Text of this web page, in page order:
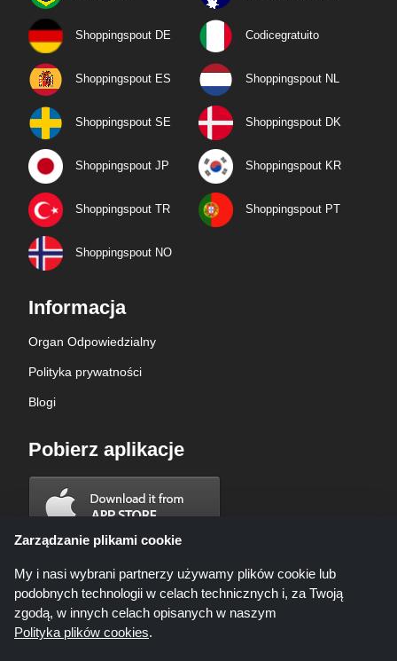
Shoppingspout DE Codicegratuito
Shoppingspout ES Shoppingspout NL
Shoppingspout SE Shoppingspout DK
Shoppingspout JP Shoppingspout KR
Shoppingspout TR Shoppingspout PT
Shoppingspout NO
Informacja
Organ Odpowiedzialny
Polityka prywatności
Blogi
Pobierz aplikacje
Zarządzanie plikami cookie
My i nasi wybrani partnerzy używamy plików cookie lub
podobnych technologii w celach technicznych i, za Twoją
zgodą, w innych celach opisanych w naszym
Polityka plików cookies.